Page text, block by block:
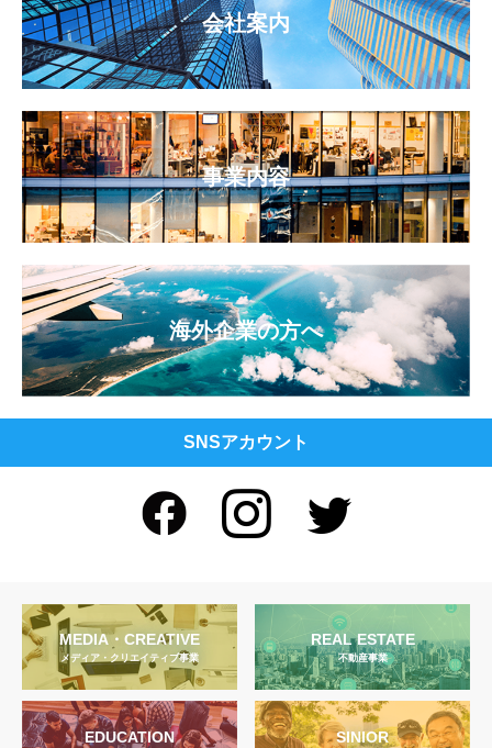
会社案内
事業内容
海外企業の方へ
SNSアカウント
MEDIA・CREATIVE
メディア・クリエイティブ事業
REAL ESTATE
不動産事業
EDUCATION SINIOR